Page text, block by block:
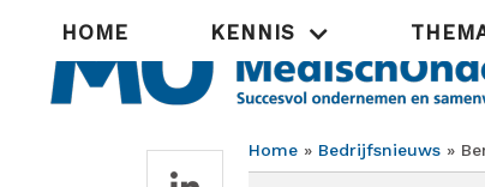
Hoofdnavigatie
HOME KENNIS
Home Bedrijfsnieuws